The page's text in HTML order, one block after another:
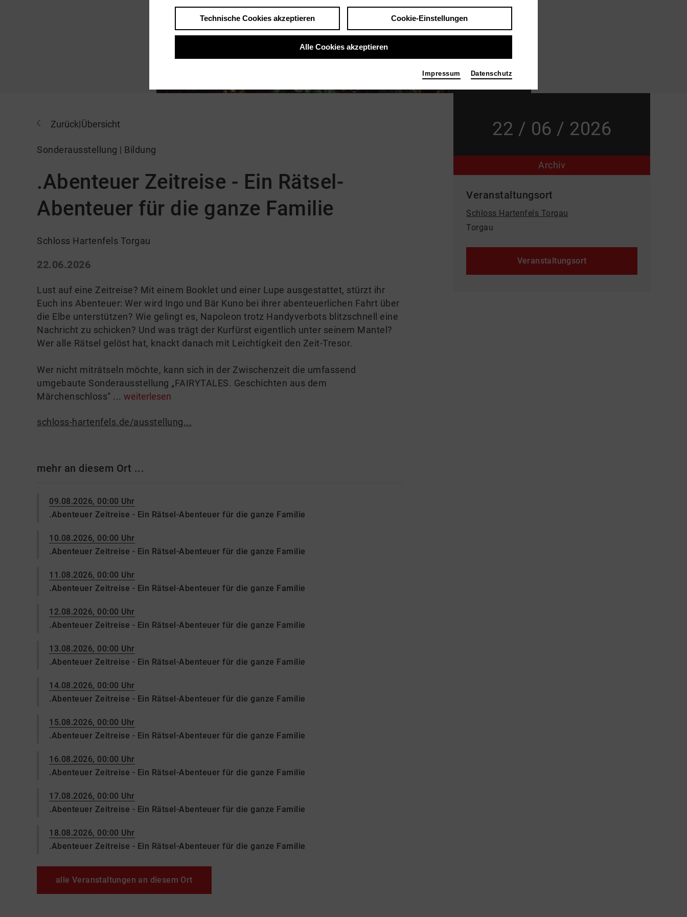
Zurück|Übersicht
Sonderausstellung | Bildung
.Abenteuer Zeitreise - Ein Rätsel-
Abenteuer für die ganze Familie
Schloss Hartenfels Torgau
22.06.2026
Lust auf eine Zeitreise? Mit einem Booklet und einer Lupe ausgestattet, stürzt ihr
Euch ins Abenteuer: Wer wird Ingo und Bär Kuno bei ihrer abenteuerlichen Fahrt über
die Elbe unterstützen? Wie gelingt es, Napoleon trotz Handyverbots blitzschnell eine
Nachricht zu schicken? Und was trägt der Kurfürst eigentlich unter seinem Mantel?
Wer alle Rätsel gelöst hat, knackt danach mit Leichtigkeit den Zeit-Tresor.
Wer nicht miträtseln möchte, kann sich in der Zwischenzeit die umfassend
umgebaute Sonderausstellung „FAIRYTALES. Geschichten aus dem
Märchenschloss“ ... weiterlesen
schloss-hartenfels.de/ausstellung...
mehr an diesem Ort ...
09.08.2026, 00:00 Uhr
.Abenteuer Zeitreise - Ein Rätsel-Abenteuer für die ganze Familie
10.08.2026, 00:00 Uhr
.Abenteuer Zeitreise - Ein Rätsel-Abenteuer für die ganze Familie
11.08.2026, 00:00 Uhr
.Abenteuer Zeitreise - Ein Rätsel-Abenteuer für die ganze Familie
12.08.2026, 00:00 Uhr
.Abenteuer Zeitreise - Ein Rätsel-Abenteuer für die ganze Familie
13.08.2026, 00:00 Uhr
.Abenteuer Zeitreise - Ein Rätsel-Abenteuer für die ganze Familie
14.08.2026, 00:00 Uhr
.Abenteuer Zeitreise - Ein Rätsel-Abenteuer für die ganze Familie
15.08.2026, 00:00 Uhr
.Abenteuer Zeitreise - Ein Rätsel-Abenteuer für die ganze Familie
16.08.2026, 00:00 Uhr
.Abenteuer Zeitreise - Ein Rätsel-Abenteuer für die ganze Familie
17.08.2026, 00:00 Uhr
.Abenteuer Zeitreise - Ein Rätsel-Abenteuer für die ganze Familie
18.08.2026, 00:00 Uhr
.Abenteuer Zeitreise - Ein Rätsel-Abenteuer für die ganze Familie
alle Veranstaltungen an diesem Ort
22 / 06 / 2026
Archiv
Veranstaltungsort
Schloss Hartenfels Torgau
Torgau
Veranstaltungsort
Technische Cookies akzeptieren Cookie-Einstellungen
Alle Cookies akzeptieren
Impressum Datenschutz